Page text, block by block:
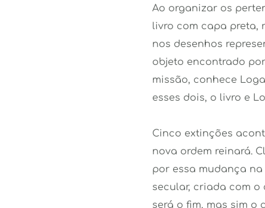
Ao organizar os
livro com capa preta,
nos desenhos
objeto encontrado
missão, conhece
esses dois, o livro e
Cinco extinções
nova ordem reinará.
por essa mudança
secular, criada com o
será o fim, mas sim o